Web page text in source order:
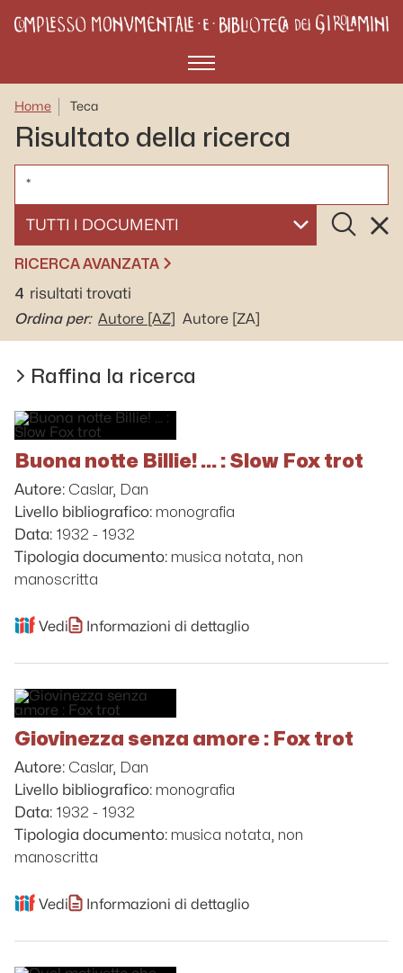
Menù
Home Teca
Risultato della ricerca
SELEZIONA UN DOCUMENTO
Cerca
RICERCA AVANZATA
4 risultati trovati
Ordina per: Autore [AZ] Autore [ZA]
Raffina la ricerca
Buona notte Billie! ... : Slow Fox trot
Autore: Caslar, Dan
Livello bibliografico: monografia
Data: 1932 - 1932
Tipologia documento: musica notata, non
manoscritta
Vedi Informazioni di dettaglio
Giovinezza senza amore : Fox trot
Autore: Caslar, Dan
Livello bibliografico: monografia
Data: 1932 - 1932
Tipologia documento: musica notata, non
manoscritta
Vedi Informazioni di dettaglio